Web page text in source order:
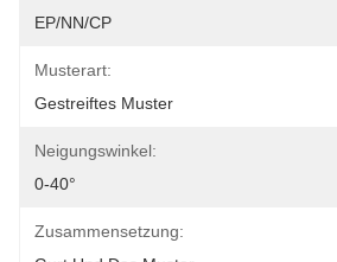
EP/NN/CP
Musterart:
Gestreiftes Muster
Neigungswinkel:
0-40°
Zusammensetzung: